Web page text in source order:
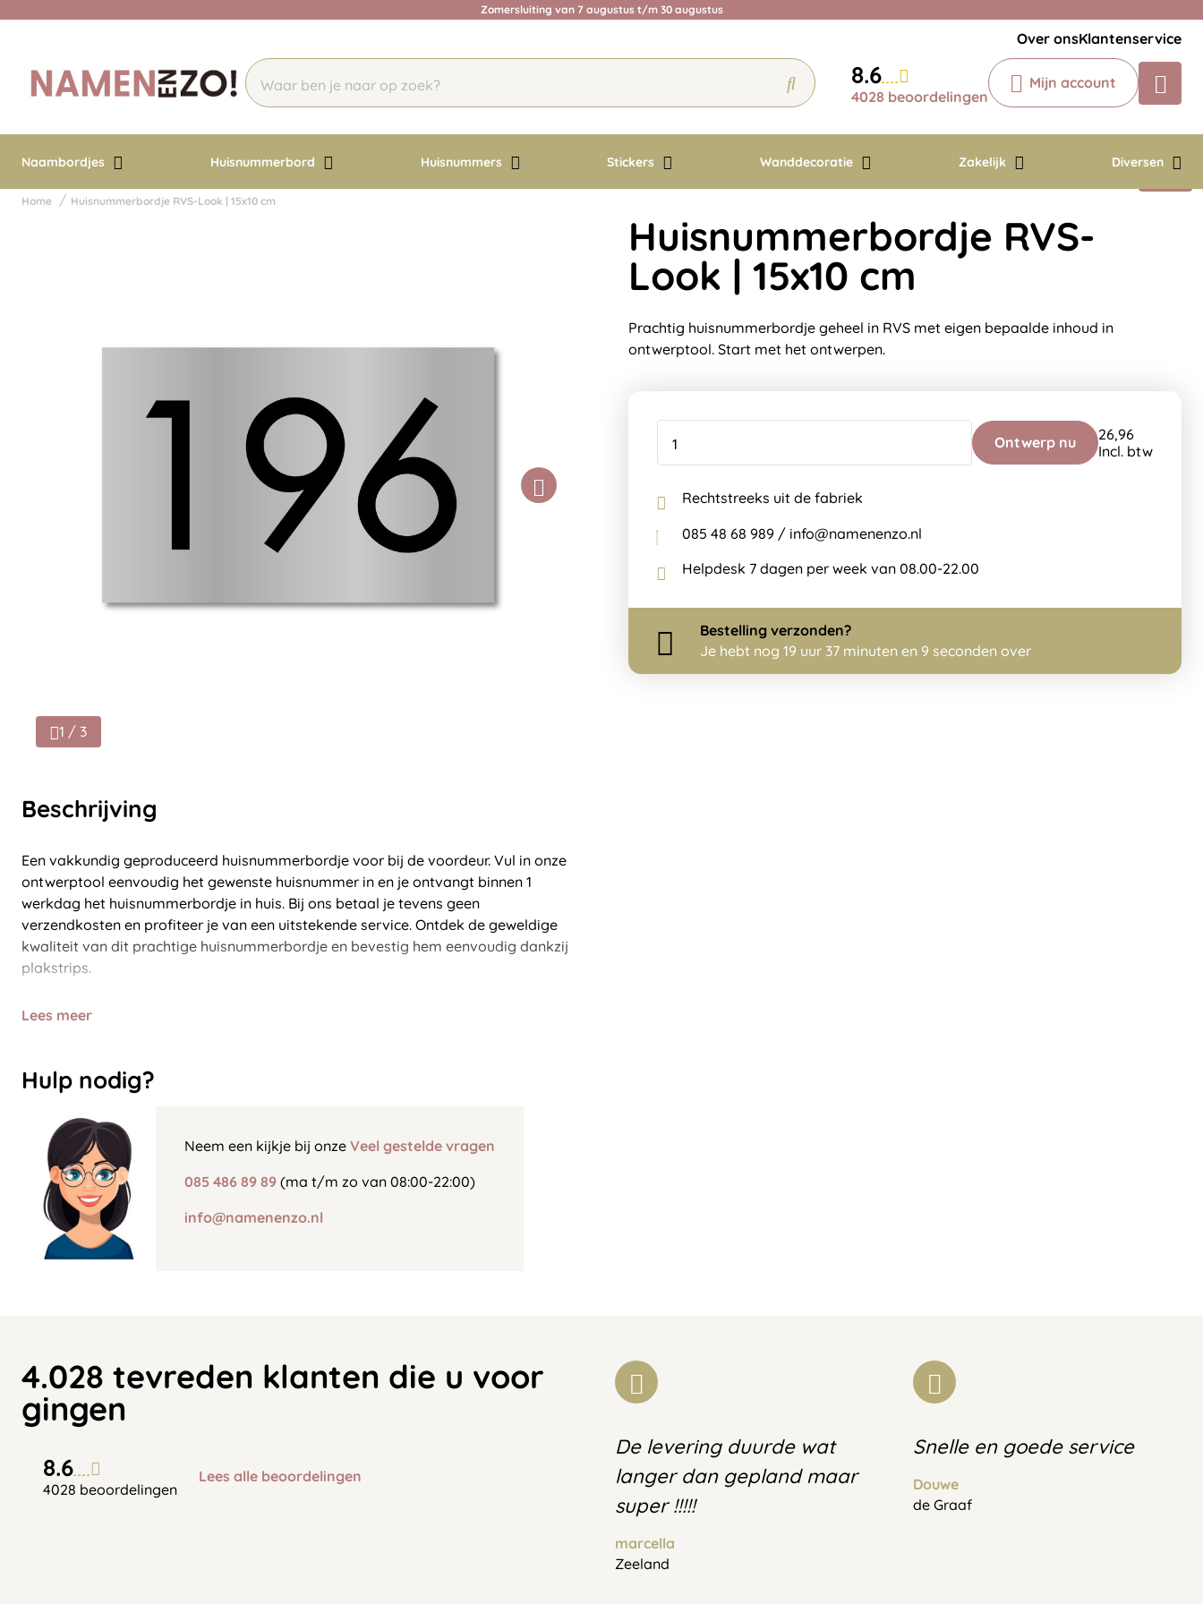
Zomersluiting van 7 augustus t/m 30 augustus
Over onsKlantenservice
8.6
4028 beoordelingen
Mijn account
Naambordjes Huisnummerbord Huisnummers Stickers Wanddecoratie Zakelijk Diversen
Chatbot
Chat 24/7 met onze chatbot voor
Contact
Home Huisnummerbordje RVS-Look | 15x10 cm
1 / 3
Beschrijving
Een vakkundig geproduceerd huisnummerbordje voor bij de voordeur. Vul in onze
ontwerptool eenvoudig het gewenste huisnummer in en je ontvangt binnen 1
werkdag het huisnummerbordje in huis. Bij ons betaal je tevens geen
verzendkosten en profiteer je van een uitstekende service. Ontdek de geweldige
kwaliteit van dit prachtige huisnummerbordje en bevestig hem eenvoudig dankzij
plakstrips.
Lees meer
Hulp nodig?
Neem een kijkje bij onze Veel gestelde vragen
085 486 89 89 (ma t/m zo van 08:00-22:00)
info@namenenzo.nl
Huisnummerbordje RVS-
Look | 15x10 cm
Prachtig huisnummerbordje geheel in RVS met eigen bepaalde inhoud in
ontwerptool. Start met het ontwerpen.
Ontwerp nu
26,96
Incl. btw
Rechtstreeks uit de fabriek
085 48 68 989 / info@namenenzo.nl
Helpdesk 7 dagen per week van 08.00-22.00
Bestelling verzonden?
Je hebt nog 19 uur 37 minuten en 9 seconden over
4.028 tevreden klanten die u voor
gingen
8.6
4028 beoordelingen
Lees alle beoordelingen
De levering duurde wat
langer dan gepland maar
super !!!!!
marcella
Zeeland
Snelle en goede service
Douwe
de Graaf